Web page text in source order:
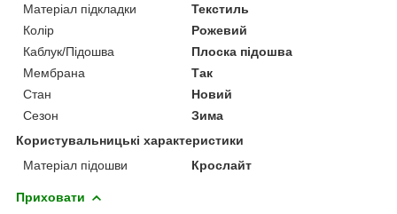
Матеріал підкладки
Текстиль
Колір
Рожевий
Каблук/Підошва
Плоска підошва
Мембрана
Так
Стан
Новий
Сезон
Зима
Користувальницькі характеристики
Матеріал підошви
Крослайт
Приховати